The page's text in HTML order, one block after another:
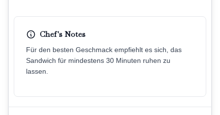
Chef's Notes
Für den besten Geschmack empfiehlt es sich, das
Sandwich für mindestens 30 Minuten ruhen zu
lassen.